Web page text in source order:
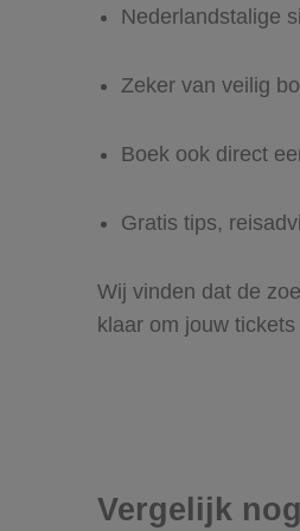
Nederlandstalige
Zeker van veilig
Boek ook direct
Gratis tips,
Wij vinden dat de
klaar om jouw
Vergelijk